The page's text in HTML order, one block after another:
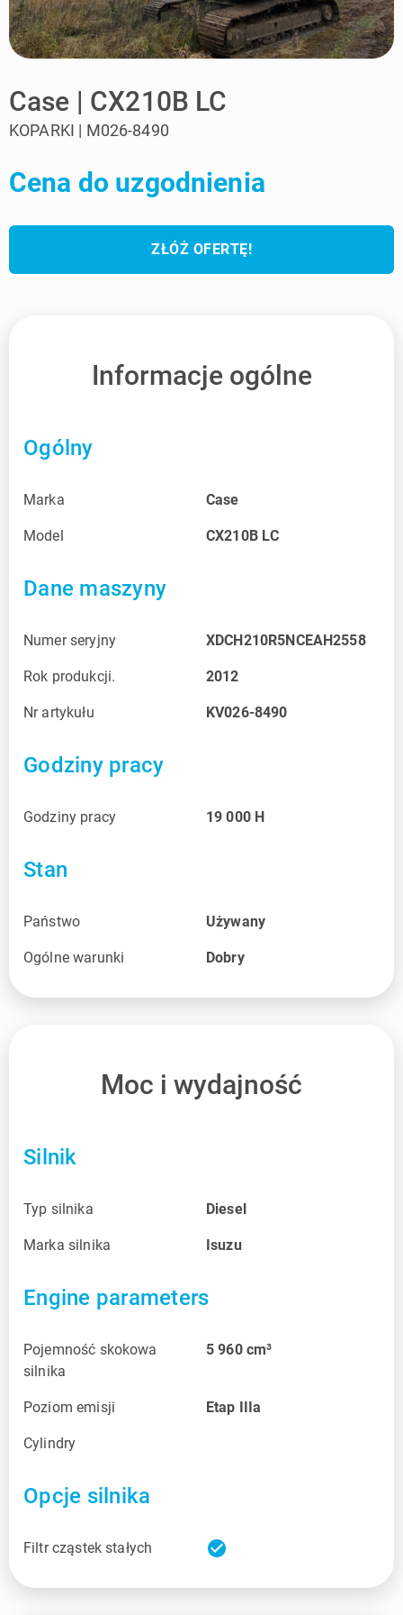
Case | CX210B LC
KOPARKI | M026-8490
Cena do uzgodnienia
ZŁÓŻ OFERTĘ!
Informacje ogólne
Ogólny
Marka Case
Model CX210B LC
Dane maszyny
Numer seryjny XDCH210R5NCEAH2558
Rok produkcji. 2012
Nr artykułu KV026-8490
Godziny pracy
Godziny pracy 19 000 H
Stan
Państwo Używany
Ogólne warunki Dobry
Moc i wydajność
Silnik
Typ silnika Diesel
Marka silnika Isuzu
Engine parameters
Pojemność skokowa
silnika
5 960 cm³
Poziom emisji Etap IIIa
Cylindry
Opcje silnika
Filtr cząstek stałych check_circle